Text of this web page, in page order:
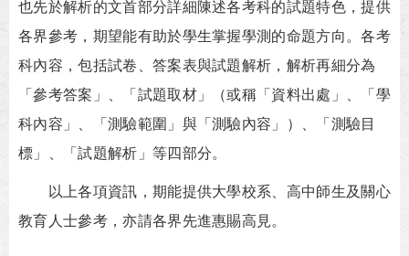
也先於解析的文首部分詳細陳述各考科的試題特色，提供
各界參考，期望能有助於學生掌握學測的命題方向。各考
科內容，包括試卷、答案表與試題解析，解析再細分為
「參考答案」、「試題取材」（或稱「資料出處」、「學
科內容」、「測驗範圍」與「測驗內容」）、「測驗目
標」、「試題解析」等四部分。
以上各項資訊，期能提供大學校系、高中師生及關心
教育人士參考，亦請各界先進惠賜高見。